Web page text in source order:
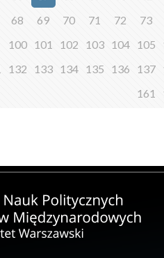
68 69 70 71 72 73
100 101 102 103 104 105
132 133 134 135 136 137
161